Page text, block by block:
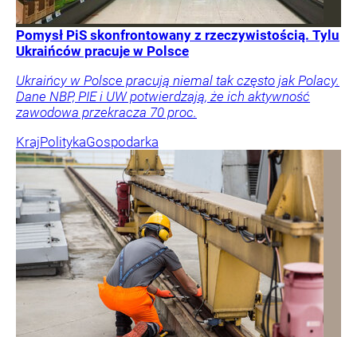
Pomysł PiS skonfrontowany z rzeczywistością. Tylu
Ukraińców pracuje w Polsce
Ukraińcy w Polsce pracują niemal tak często jak Polacy.
Dane NBP, PIE i UW potwierdzają, że ich aktywność
zawodowa przekracza 70 proc.
KrajPolitykaGospodarka